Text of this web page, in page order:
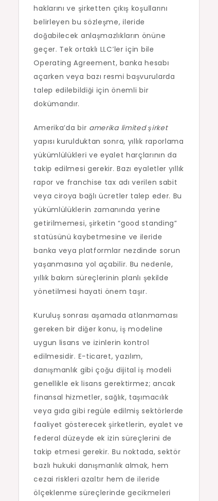
haklarını ve şirketten çıkış koşullarını
belirleyen bu sözleşme, ileride
doğabilecek anlaşmazlıkların önüne
geçer. Tek ortaklı LLC’ler için bile
Operating Agreement, banka hesabı
açarken veya bazı resmi başvurularda
talep edilebildiği için önemli bir
dokümandır.
Amerika’da bir amerika limited şirket
yapısı kurulduktan sonra, yıllık raporlama
yükümlülükleri ve eyalet harçlarının da
takip edilmesi gerekir. Bazı eyaletler yıllık
rapor ve franchise tax adı verilen sabit
veya ciroya bağlı ücretler talep eder. Bu
yükümlülüklerin zamanında yerine
getirilmemesi, şirketin “good standing”
statüsünü kaybetmesine ve ileride
banka veya platformlar nezdinde sorun
yaşanmasına yol açabilir. Bu nedenle,
yıllık bakım süreçlerinin planlı şekilde
yönetilmesi hayati önem taşır.
Kuruluş sonrası aşamada atlanmaması
gereken bir diğer konu, iş modeline
uygun lisans ve izinlerin kontrol
edilmesidir. E-ticaret, yazılım,
danışmanlık gibi çoğu dijital iş modeli
genellikle ek lisans gerektirmez; ancak
finansal hizmetler, sağlık, taşımacılık
veya gıda gibi regüle edilmiş sektörlerde
faaliyet gösterecek şirketlerin, eyalet ve
federal düzeyde ek izin süreçlerini de
takip etmesi gerekir. Bu noktada, sektör
bazlı hukuki danışmanlık almak, hem
cezai riskleri azaltır hem de ileride
ölçeklenme süreçlerinde gecikmeleri